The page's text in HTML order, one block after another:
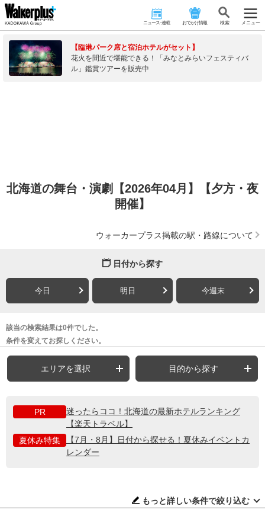
ニュース･連載 おでかけ情報 検 索 メニュー
【臨港パーク席と宿泊ホテルがセット】
花火を間近で堪能できる！「みなとみらいフェスティバ
ル」鑑賞ツアーを販売中
北海道の舞台・演劇【2026年04月】【夕方・夜
開催】
ウォーカープラス掲載の駅・路線について
日付から探す
今日 明日 今週末
該当の検索結果は0件でした。
条件を変えてお探しください。
エリアを選択 目的から探す
PR
迷ったらココ！北海道の最新ホテルランキング
【楽天トラベル】
夏休み特集
【7月・8月】日付から探せる！夏休みイベントカ
レンダー
もっと詳しい条件で絞り込む